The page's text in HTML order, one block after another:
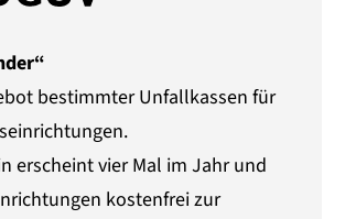
bestimmter Unfallkassen für
erscheint vier Mal im Jahr und
kostenfrei zur